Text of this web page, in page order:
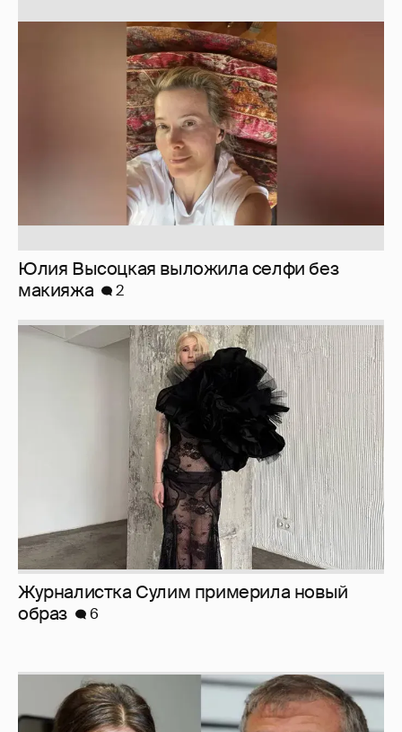
Юлия Высоцкая выложила селфи без
Журналистка Сулим примерила новый
И снова невеста 357